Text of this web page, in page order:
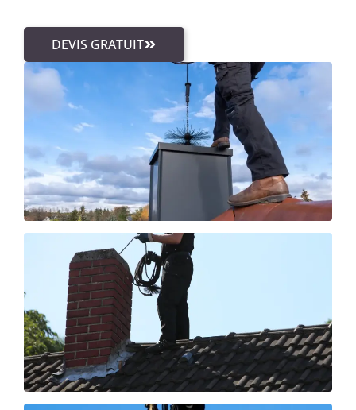
DEVIS GRATUIT